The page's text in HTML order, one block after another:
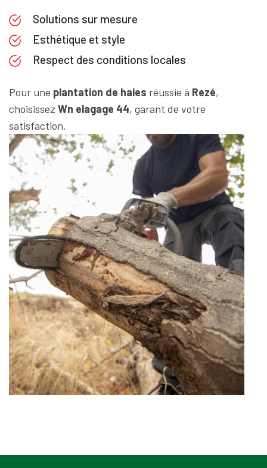
Solutions sur mesure
Esthétique et style
Respect des conditions locales
Pour une plantation de haies réussie à Rezé,
choisissez Wn elagage 44, garant de votre
satisfaction.